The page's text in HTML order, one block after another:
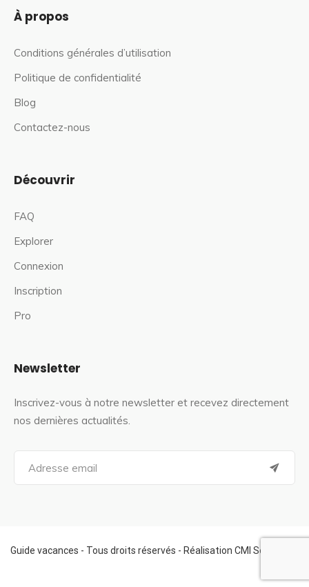
À propos
Conditions générales d’utilisation
Politique de confidentialité
Blog
Contactez-nous
Découvrir
FAQ
Explorer
Connexion
Inscription
Pro
Newsletter
Inscrivez-vous à notre newsletter et recevez directement
nos dernières actualités.
a
f
o
Guide vacances - Tous droits réservés - Réalisation CMI Services